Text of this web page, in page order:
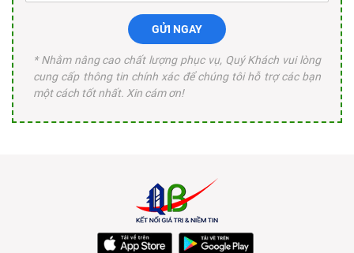
GỬI NGAY
* Nhằm nâng cao chất lượng phục vụ, Quý Khách vui lòng
cung cấp thông tin chính xác để chúng tôi hỗ trợ các bạn
một cách tốt nhất. Xin cám ơn!